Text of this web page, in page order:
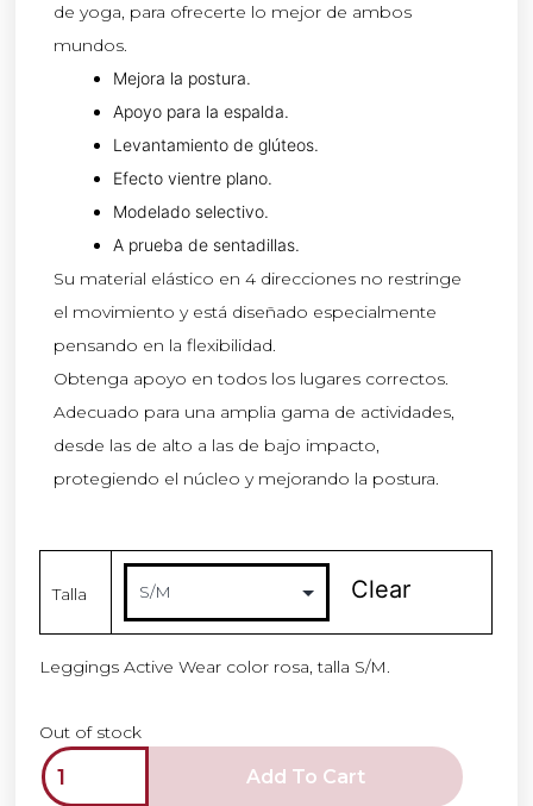
de yoga, para ofrecerte lo mejor de ambos
mundos.
Mejora la postura.
Apoyo para la espalda.
Levantamiento de glúteos.
Efecto vientre plano.
Modelado selectivo.
A prueba de sentadillas.
Su material elástico en 4 direcciones no restringe
el movimiento y está diseñado especialmente
pensando en la flexibilidad.
Obtenga apoyo en todos los lugares correctos.
Adecuado para una amplia gama de actividades,
desde las de alto a las de bajo impacto,
protegiendo el núcleo y mejorando la postura.
Talla Clear
Leggings Active Wear color rosa, talla S/M.
Out of stock
Add To Cart